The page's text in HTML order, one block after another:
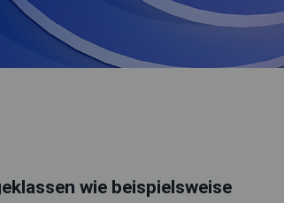
wie beispielsweise